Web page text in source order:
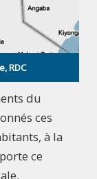
RDC
du
ces
à la
ce